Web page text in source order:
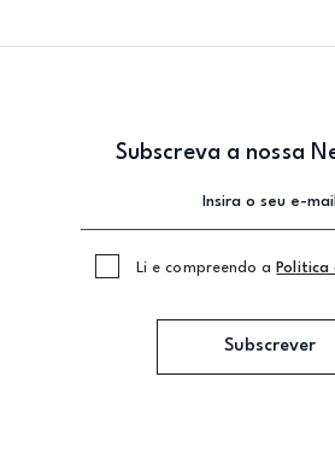
Subscreva a nossa
Li e compreendo a Politica
Subscrever